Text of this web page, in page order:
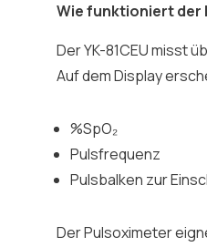
Wie funktioniert der
Der YK-81CEU misst
Auf dem Display
%SpO₂
Pulsfrequenz
Pulsbalken zur
Der Pulsoximeter